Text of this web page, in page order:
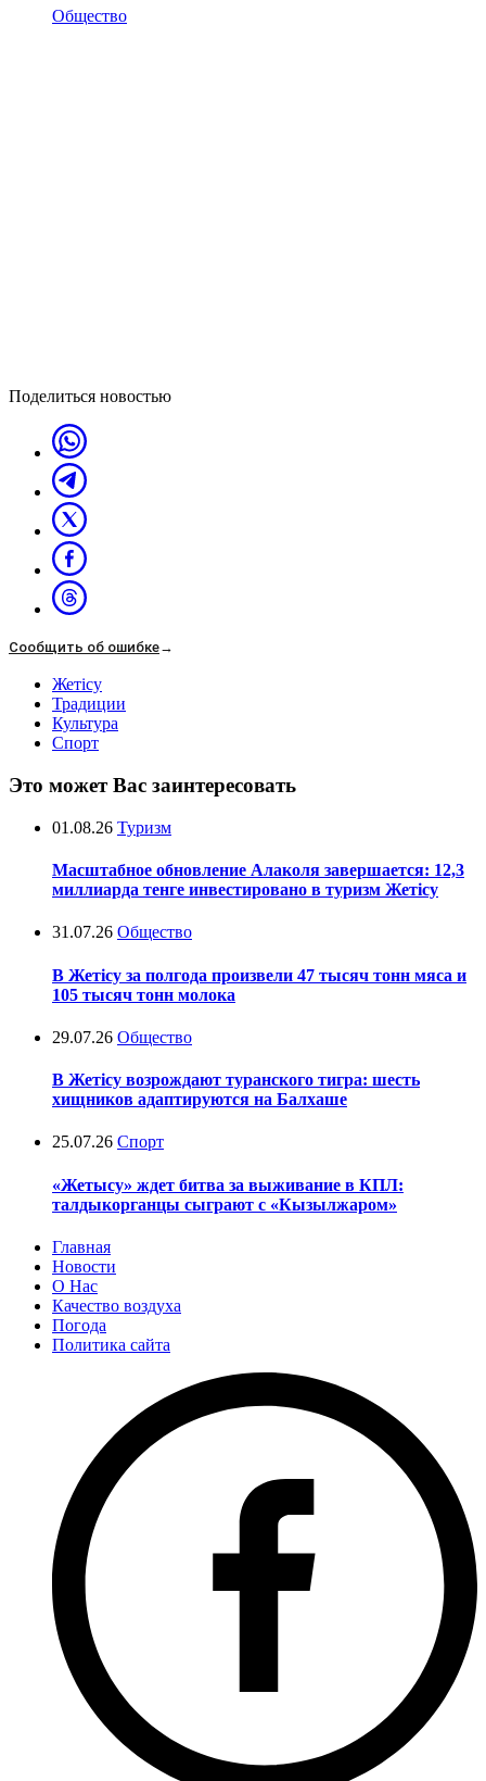
Общество
Поделиться новостью
Сообщить об ошибке→
Жетісу
Традиции
Культура
Спорт
Это может Вас заинтересовать
01.08.26 Туризм
Масштабное обновление Алаколя завершается: 12,3
миллиарда тенге инвестировано в туризм Жетісу
31.07.26 Общество
В Жетісу за полгода произвели 47 тысяч тонн мяса и
105 тысяч тонн молока
29.07.26 Общество
В Жетісу возрождают туранского тигра: шесть
хищников адаптируются на Балхаше
25.07.26 Спорт
«Жетысу» ждет битва за выживание в КПЛ:
талдыкорганцы сыграют с «Кызылжаром»
Главная
Новости
О Нас
Качество воздуха
Погода
Политика сайта